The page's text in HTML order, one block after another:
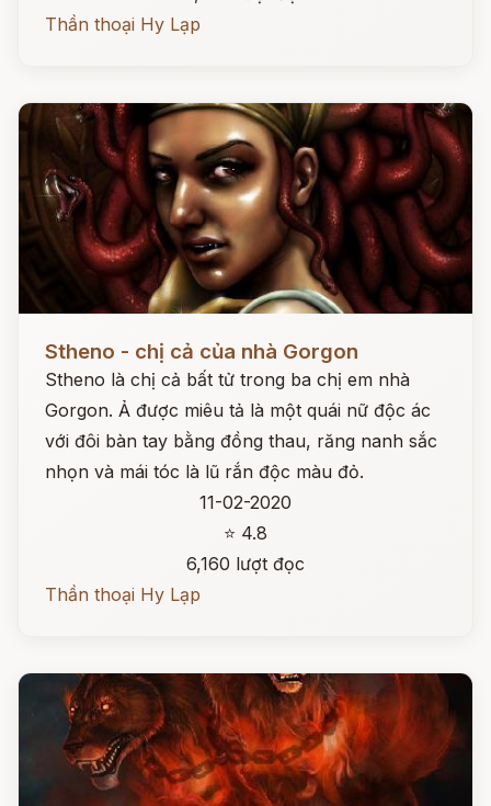
Thần thoại Hy Lạp
Stheno - chị cả của nhà Gorgon
Stheno là chị cả bất tử trong ba chị em nhà
Gorgon. Ả được miêu tả là một quái nữ độc ác
với đôi bàn tay bằng đồng thau, răng nanh sắc
nhọn và mái tóc là lũ rắn độc màu đỏ.
11-02-2020
⭐ 4.8
6,160 lượt đọc
Thần thoại Hy Lạp